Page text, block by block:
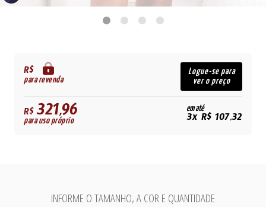
R$
para revenda
Logue-se para
ver o preço
R$321,96
para uso próprio
em até
3x R$ 107,32
INFORME O TAMANHO, A COR E QUANTIDADE